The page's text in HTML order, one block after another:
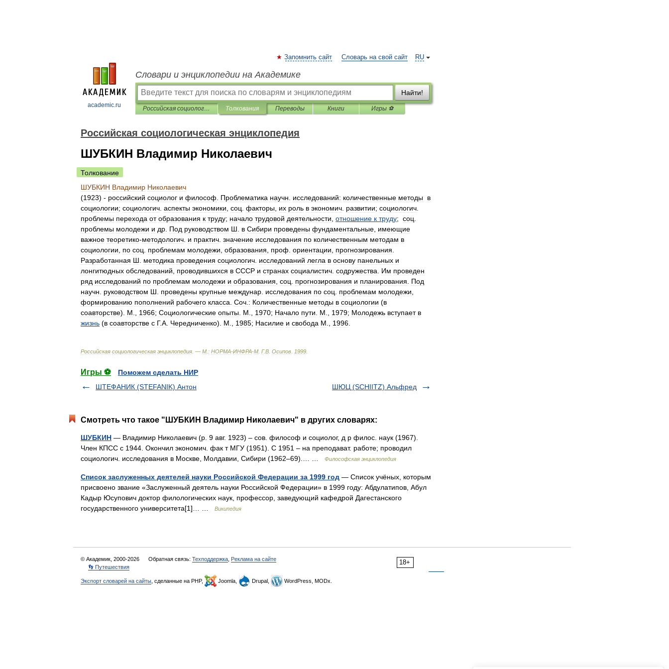
academic.ru
RU
Запомнить сайт Словарь на свой сайт
Словари и энциклопедии на Академике
Найти!
Российская социологическая энциклопедия Толкования Переводы Книги Игры ⚽
Российская социологическая энциклопедия
ШУБКИН Владимир Николаевич
Толкование
ШУБКИН Владимир Николаевич
(1923) - российский социолог и философ Проблематика научн исследований: количественные методы в
социологии; социологич аспекты экономики соц факторы их роль в экономич развитии; социологич
проблемы перехода от образования к труду; начало трудовой деятельности отношение к труду; соц
проблемы молодежи и др Под руководством Ш в Сибири проведены фундаментальные имеющие
важное теоретико-методологич и практич значение исследования по количественным методам в
социологии
по соц проблемам молодежи образования проф ориентации прогнозирования
Разработанная Ш методика проведения социологич исследований легла в основу панельных и
лонгитюдных обследований проводившихся в СССР и странах социалистич содружества Им проведен
ряд исследований по проблемам молодежи и образования соц прогнозирования и планирования
Под
научн
руководством Ш проведены крупные междунар исследования по соц проблемам молодежи
формированию пополнений рабочего класса Соч : Количественные методы в социологии (в
соавторстве). М 1966; Социологические опыты М 1970; Начало пути М 1979; Молодежь вступает в
жизнь (в соавторстве с Г.А Чередниченко). М 1985; Насилие и свобода М 1996
Российская социологическая энциклопедия . — М : НОРМА-ИНФРА-М Г.В Осипов 1999
Игры ⚽
Поможем сделать НИР
ШТЕФАНИК (STEFANIK) Антон
ШЮЦ (SCHIITZ) Альфред
Смотреть что такое "ШУБКИН Владимир Николаевич" в других словарях:
ШУБКИН — Владимир Николаевич (р. 9 авг. 1923) – сов. философ и социолог, д р филос. наук (1967).
Член КПСС с 1944. Окончил экономич. фак т МГУ (1951). С 1951 – на преподават. работе; проводил
социологич. исследования в Москве, Молдавии, Сибири (1962–69).… …
Философская энциклопедия
Список заслуженных деятелей науки Российской Федерации за 1999 год — Список учёных, которым
присвоено звание «Заслуженный деятель науки Российской Федерации» в 1999 году: Абдулатипов, Абул
Кадыр Юсупович доктор филологических наук, профессор, заведующий кафедрой Дагестанского
государственного университета[1]… …
Википедия
18+
© Академик, 2000-2026 Обратная связь: Техподдержка Реклама на сайте
👣 Путешествия
Экспорт словарей на сайты , сделанные на PHP, Joomla, Drupal, WordPress, MODx.